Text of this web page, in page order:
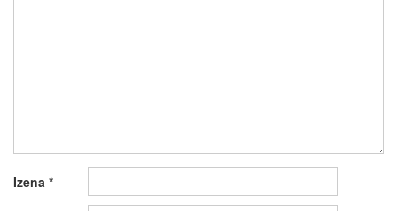
Izena *